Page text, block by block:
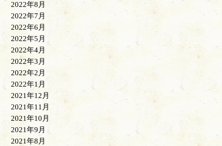
2022年8月
2022年7月
2022年6月
2022年5月
2022年4月
2022年3月
2022年2月
2022年1月
2021年12月
2021年11月
2021年10月
2021年9月
2021年8月